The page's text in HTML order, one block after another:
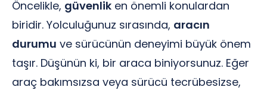
Öncelikle, güvenlik en önemli konulardan
biridir. Yolculuğunuz sırasında, aracın
durumu ve sürücünün deneyimi büyük önem
taşır. Düşünün ki, bir araca biniyorsunuz. Eğer
araç bakımsızsa veya sürücü tecrübesizse,